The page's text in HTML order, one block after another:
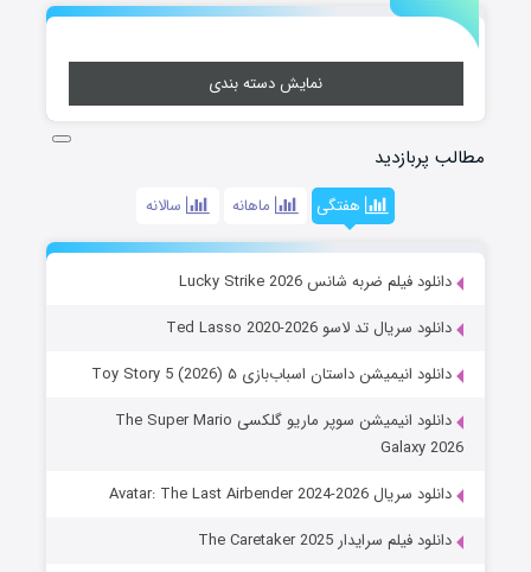
نمایش دسته بندی
مطالب پربازدید
هفتگی ماهانه سالانه
دانلود فیلم ضربه شانس Lucky Strike 2026
دانلود سریال تد لاسو Ted Lasso 2020-2026
دانلود انیمیشن داستان اسباب‌بازی ۵ Toy Story 5 (2026)
دانلود انیمیشن سوپر ماریو گلکسی The Super Mario
Galaxy 2026
دانلود سریال Avatar: The Last Airbender 2024-2026
دانلود فیلم سرایدار The Caretaker 2025